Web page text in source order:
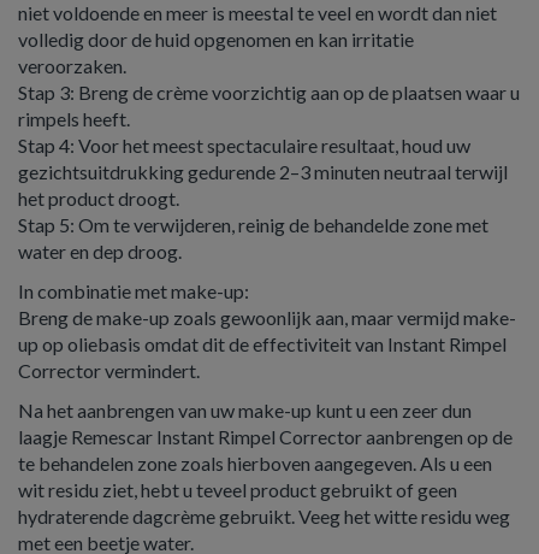
niet voldoende en meer is meestal te veel en wordt dan niet
volledig door de huid opgenomen en kan irritatie
veroorzaken.
Stap 3: Breng de crème voorzichtig aan op de plaatsen waar u
rimpels heeft.
Stap 4: Voor het meest spectaculaire resultaat, houd uw
gezichtsuitdrukking gedurende 2–3 minuten neutraal terwijl
het product droogt.
Stap 5: Om te verwijderen, reinig de behandelde zone met
water en dep droog.
In combinatie met make-up:
Breng de make-up zoals gewoonlijk aan, maar vermijd make-
up op oliebasis omdat dit de effectiviteit van Instant Rimpel
Corrector vermindert.
Na het aanbrengen van uw make-up kunt u een zeer dun
laagje Remescar Instant Rimpel Corrector aanbrengen op de
te behandelen zone zoals hierboven aangegeven. Als u een
wit residu ziet, hebt u teveel product gebruikt of geen
hydraterende dagcrème gebruikt. Veeg het witte residu weg
met een beetje water.